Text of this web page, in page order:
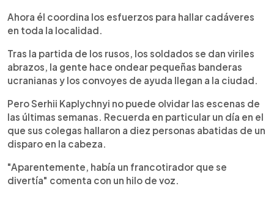
Ahora él coordina los esfuerzos para hallar cadáveres
en toda la localidad.
Tras la partida de los rusos, los soldados se dan viriles
abrazos, la gente hace ondear pequeñas banderas
ucranianas y los convoyes de ayuda llegan a la ciudad.
Pero Serhii Kaplychnyi no puede olvidar las escenas de
las últimas semanas. Recuerda en particular un día en el
que sus colegas hallaron a diez personas abatidas de un
disparo en la cabeza.
"Aparentemente, había un francotirador que se
divertía" comenta con un hilo de voz.